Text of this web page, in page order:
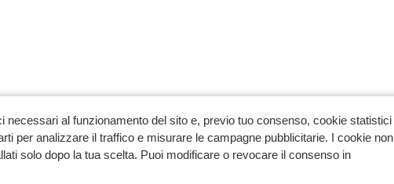
necessari al funzionamento del sito e, previo tuo consenso, cookie statistici
per analizzare il traffico e misurare le campagne pubblicitarie. I cookie non
solo dopo la tua scelta. Puoi modificare o revocare il consenso in